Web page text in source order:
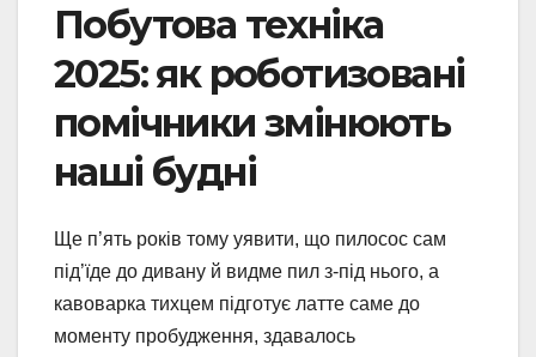
Побутова техніка
2025: як роботизовані
помічники змінюють
наші будні
Ще п’ять років тому уявити, що пилосос сам
під’їде до дивану й видме пил з-під нього, а
кавоварка тихцем підготує латте саме до
моменту пробудження, здавалось